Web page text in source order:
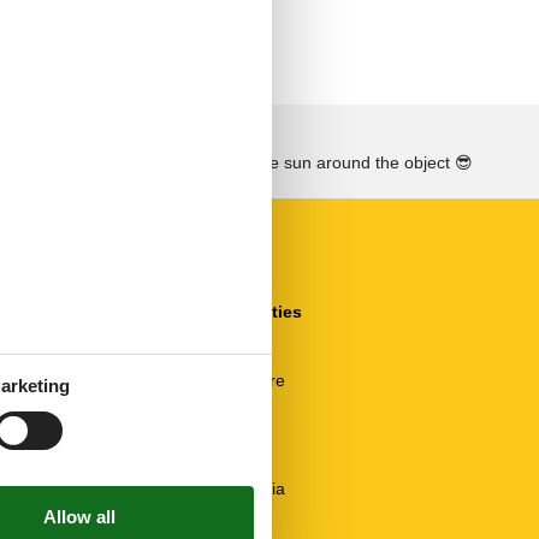
See the course of the sun around the object 😎
Outdoor facilities
Garden
Garden furniture
Balcony / Loggia